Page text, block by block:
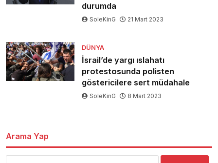
durumda
SoleKinG 21 Mart 2023
DÜNYA
İsrail’de yargı ıslahatı
protestosunda polisten
göstericilere sert müdahale
SoleKinG 8 Mart 2023
Arama Yap